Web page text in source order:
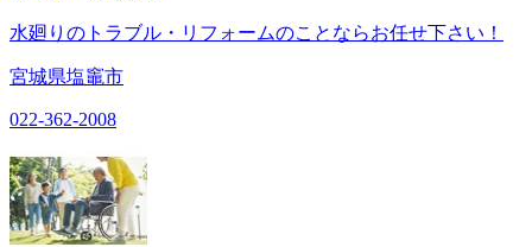
水廻りのトラブル・リフォームのことならお任せ下さい！
宮城県塩竈市
022-362-2008